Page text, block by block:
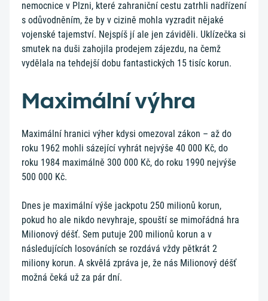
nemocnice v Plzni, které zahraniční cestu zatrhli nadřízení
s odůvodněním, že by v cizině mohla vyzradit nějaké
vojenské tajemství. Nejspíš jí ale jen záviděli. Uklízečka si
smutek na duši zahojila prodejem zájezdu, na čemž
vydělala na tehdejší dobu fantastických 15 tisíc korun.
Maximální výhra
Maximální hranici výher kdysi omezoval zákon – až do
roku 1962 mohli sázející vyhrát nejvýše 40 000 Kč, do
roku 1984 maximálně 300 000 Kč, do roku 1990 nejvýše
500 000 Kč.
Dnes je maximální výše jackpotu 250 milionů korun,
pokud ho ale nikdo nevyhraje, spouští se mimořádná hra
Milionový déšť. Sem putuje 200 milionů korun a v
následujících losováních se rozdává vždy pětkrát 2
miliony korun. A skvělá zpráva je, že nás Milionový déšť
možná čeká už za pár dní.